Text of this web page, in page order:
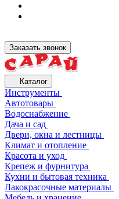
Заказать звонок
Каталог
Инструменты
Автотовары
Водоснабжение
Дача и сад
Двери, окна и лестницы
Климат и отопление
Красота и уход
Крепеж и фурнитура
Кухни и бытовая техника
Лакокрасочные материалы